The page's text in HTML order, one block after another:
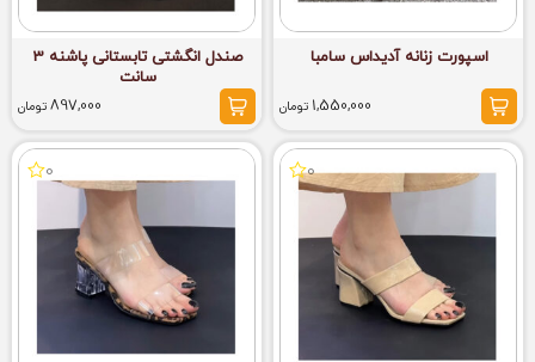
اسپورت زنانه آدیداس سامبا
1,550,000 تومان
صندل انگشتی تابستانی پاشنه 3
سانت
897,000تومان
0
0